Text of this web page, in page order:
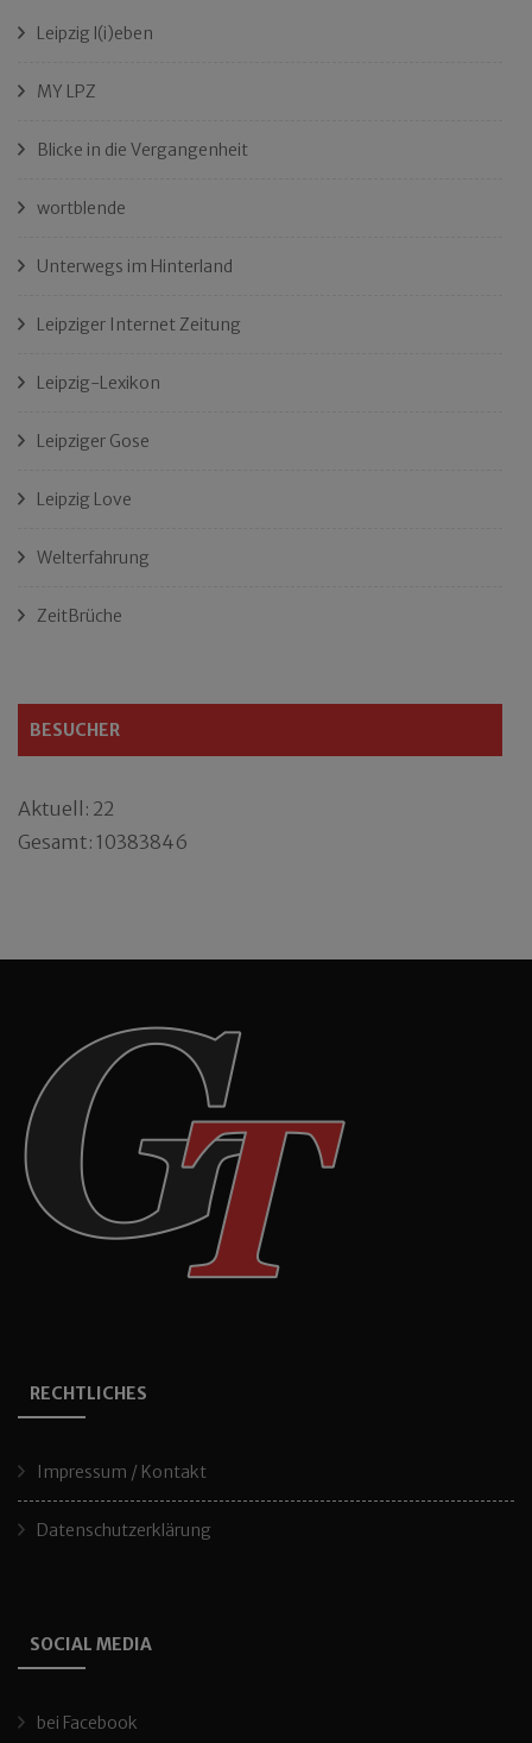
Leipzig l(i)eben
MY LPZ
Blicke in die Vergangenheit
wortblende
Unterwegs im Hinterland
Leipziger Internet Zeitung
Leipzig-Lexikon
Leipziger Gose
Leipzig Love
Welterfahrung
ZeitBrüche
BESUCHER
Aktuell: 22
Gesamt: 10383846
RECHTLICHES
Impressum / Kontakt
Datenschutzerklärung
SOCIAL MEDIA
bei Facebook